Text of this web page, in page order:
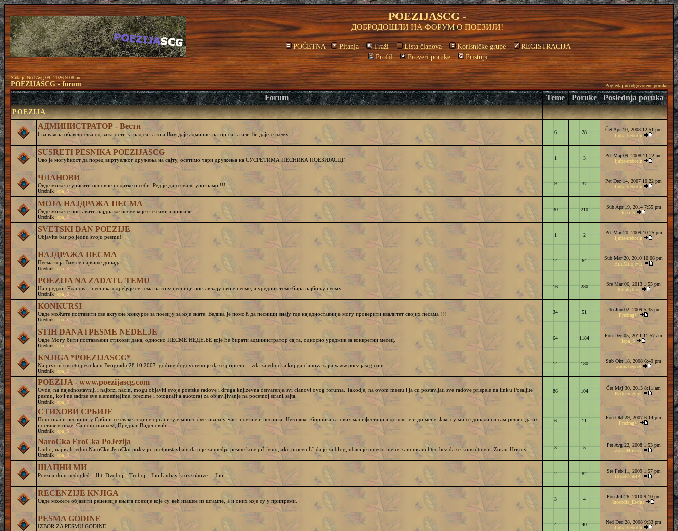
POEZIJASCG -
ДОБРОДОШЛИ НА ФОРУМ О ПОЕЗИЈИ!
POČETNA Pitanja Traži Lista članova Korisničke grupe
REGISTRACIJA
Profil
Proveri poruke Pristupi
Sada je Ned Avg 09, 2026 9:08 am
POEZIJASCG - forum Pogledaj neodgovorene poruke
Forum Teme Poruke Poslednja poruka
POEZIJA
АДМИНИСТРАТОР - Вести
Сва важна обавештења од важности за рад сајта која Вам даје администратор сајта или Ви дајете њему. 6 28
Čet Apr 10, 2008 12:51 pm
ljuba-trebotin
SUSRETI PESNIKA POEZIJASCG
Ово је могућност да поред виртуелног дружења на сајту, осетимо чари дружења на СУСРЕТИМА ПЕСНИКА ПОЕЗИЈАСЦГ. 1 3
Pet Maj 09, 2008 11:22 am
ljuba-trebotin
ЧЛАНОВИ
Овде можете уписати основне податке о себи. Ред је да се мало упознамо !!!
Urednik lepa_S
9 37
Pet Dec 14, 2007 10:22 pm
ljuba-trebotin
МОЈА НАЈДРАЖА ПЕСМА
Овде можете поставити најдраже песме које сте сами написали...
Urednik lepa_S
30 210
Sub Apr 19, 2014 7:55 pm
lepa_S
SVETSKI DAN POEZIJE
Objavite bar po jednu svoju pesmu! 1 2
Pet Mar 20, 2009 10:25 pm
ljuba-trebotin
НАЈДРАЖА ПЕСМА
Песма која Вам се највише допада.
Urednik lepa_S
14 64
Sub Mar 20, 2010 10:06 pm
BileMilojevic
POEZIJA NA ZADATU TEMU
На предлог Чланова - песника одређује се тема на коју песници постављају своје песме, а уредник теме бира најбољу песму.
Urednik lepa_S
16 280
Sre Mar 06, 2013 1:55 pm
Tetrabyblos
KONKURSI
Овде моЖете поставити све актулне конкурсе за поезију за које знате. Велика је помоЋ да песници знају где наједноставније могу проверити квалитет својих песама !!!
Urednik lepa_S
34 51
Uto Jun 02, 2009 5:35 pm
PredragV
STIH DANA i PESME NEDELJE
Овде Могу бити постављени стихови дана, односно ПЕСМЕ НЕДЕЉЕ које ће бирати администратор сајта, односно уредник за конкретни месец.
Urednik lepa_S
64 1184
Pon Dec 05, 2011 11:57 am
lepa_S
KNJIGA *POEZIJASCG*
Na prvom susretu pesnika u Beogradu 28.10.2007. godine dogovoreno je da se pripremi i izda zajednicka knjiga clanova sajta www.poezijascg.com
Urednik lepa_S
14 180
Sub Okt 18, 2008 6:49 pm
wannabepoet
POEZIJA - www.poezijascg.com
Ovde, na najednostavniji i najbrzi nacin, mogu objaviti svoje poetske radove i druga knjizevna ostvarenja svi clanovi ovog foruma. Takodje, na ovom mestu i ja cu postavljati sve radove prispele na linku Posaljite
pesmu, koji ne sadrze sve elemente(ime, prezime i fotografija auotora) za objavljivanje na pocetnoj strani sajta.
Urednik lepa_S
86 104
Čet Maj 30, 2013 8:11 am
Radeumetnik
СТИХОВИ СРБИЈЕ
Поштовани песници, у Србији се сваке године организује много фестивала у част поезије и песника. Неколико зборника са ових манифестација дошло је и до мене. Јако су ми се допали па сам решио да их
поставим овде. Са поштовањем, Предраг Виденовић
Urednik lepa_S
6 11
Pon Okt 29, 2007 6:14 pm
PredragV
NaroCka EroCka PoJezija
Ljubo, napisah jednu NaroCku JeroCku poJeziju, pretpostavljam da nije za medju pesme koje piĹˇemo, ako proceniĹˇ da je za blog, ubaci je umesto mene, sam nisam hteo bez da se konsultujem. Zoran Hristov.
Urednik lepa_S
3 5
Pet Avg 22, 2008 1:53 pm
ZoranHristov
ШАПНИ МИ
Poezija do u nedogled... Iliti Dvoboj... Troboj... Iliti Ljubav kroz stihove ... Iliti.... 2 82
Sre Feb 11, 2009 1:57 pm
ObodskaMPI
RECENZIJE KNJIGA
Овде можете објавити рецензије књига поезије које су већ изашле из штампе, а и оних које су у припреми. 3 4
Pon Jul 26, 2010 9:10 pm
Incendia_Eterna
PESMA GODINE
IZBOR ZA PESMU GODINE 4 40
Ned Dec 28, 2008 9:33 pm
ljuba-trebotin